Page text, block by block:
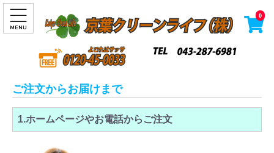
0
ご注文からお届けまで
1.ホームページやお電話からご注文